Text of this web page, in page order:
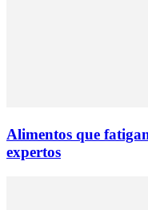
Alimentos que
expertos